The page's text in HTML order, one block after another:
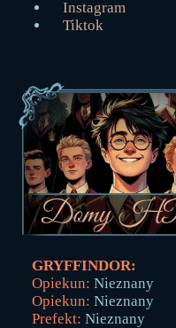
Instagram
Tiktok
GRYFFINDOR:
Opiekun: Nieznany
Opiekun: Nieznany
Prefekt: Nieznany